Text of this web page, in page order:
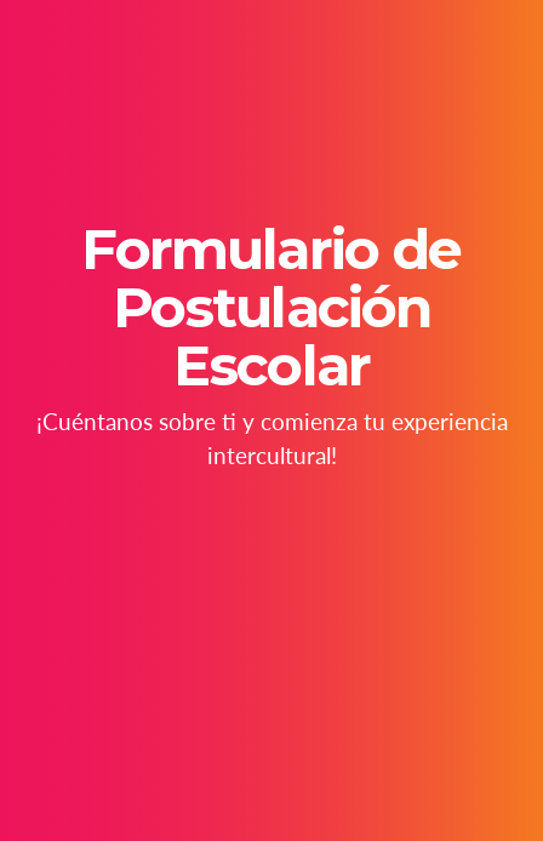
Formulario de
Postulación
Escolar
¡Cuéntanos sobre ti y comienza tu experiencia
intercultural!